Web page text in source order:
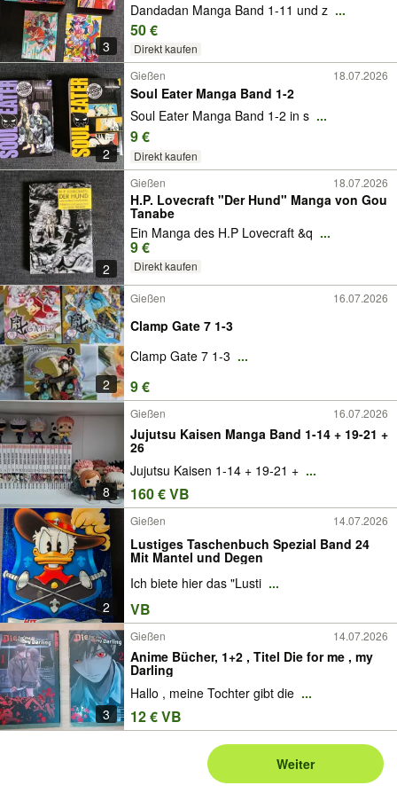
3
Dandadan Manga Band 1-11 und z ...
50 €
Direkt kaufen
2
Gießen 18.07.2026
Soul Eater Manga Band 1-2
Soul Eater Manga Band 1-2 in s ...
9 €
Direkt kaufen
2
Gießen 18.07.2026
H.P. Lovecraft "Der Hund" Manga von Gou
Tanabe
Ein Manga des H.P Lovecraft &q ...
9 €
Direkt kaufen
2
Gießen 16.07.2026
Clamp Gate 7 1-3
Clamp Gate 7 1-3 ...
9 €
8
Gießen 16.07.2026
Jujutsu Kaisen Manga Band 1-14 + 19-21 +
26
Jujutsu Kaisen 1-14 + 19-21 + ...
160 € VB
2
Gießen 14.07.2026
Lustiges Taschenbuch Spezial Band 24
Mit Mantel und Degen
Ich biete hier das "Lusti ...
VB
3
Gießen 14.07.2026
Anime Bücher, 1+2 , Titel Die for me , my
Darling
Hallo , meine Tochter gibt die ...
12 € VB
Weiter